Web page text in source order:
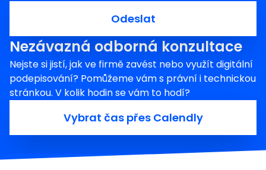
Odeslat
Nezávazná odborná konzultace
Nejste si jistí, jak ve firmě zavést nebo využít digitální
podepisování? Pomůžeme vám s právní i technickou
stránkou. V kolik hodin se vám to hodí?
Vybrat čas přes Calendly